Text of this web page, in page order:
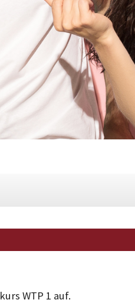
WTP 1 auf.